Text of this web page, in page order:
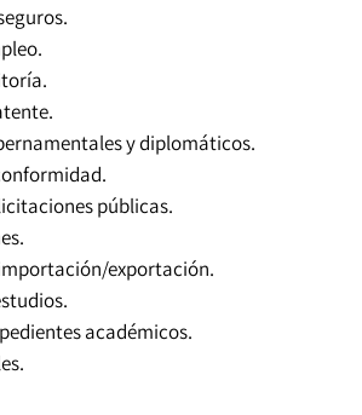
y diplomáticos.
públicas.
exportación.
académicos.
.